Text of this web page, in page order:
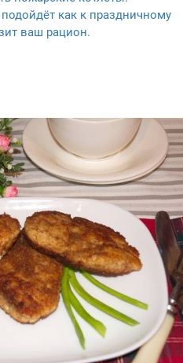
как к праздничному
ваш рацион.